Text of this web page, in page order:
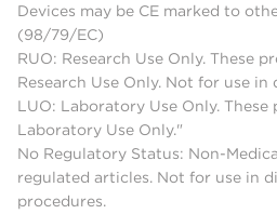
Devices may be CE marked to
(98/79/EC)
RUO: Research Use Only. These
Research Use Only. Not for use
LUO: Laboratory Use Only.
Laboratory Use Only."
No Regulatory Status: Non-
regulated articles. Not for use in
procedures.